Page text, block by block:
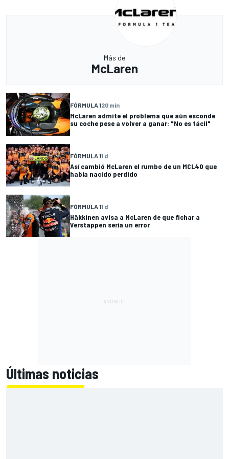
Más de
McLaren
FÓRMULA 120 min
McLaren admite el problema que aún esconde
su coche pese a volver a ganar: "No es fácil"
FÓRMULA 11 d
Así cambió McLaren el rumbo de un MCL40 que
había nacido perdido
FÓRMULA 11 d
Häkkinen avisa a McLaren de que fichar a
Verstappen sería un error
Últimas noticias